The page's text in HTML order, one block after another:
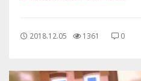
2018.12.05 1361 0